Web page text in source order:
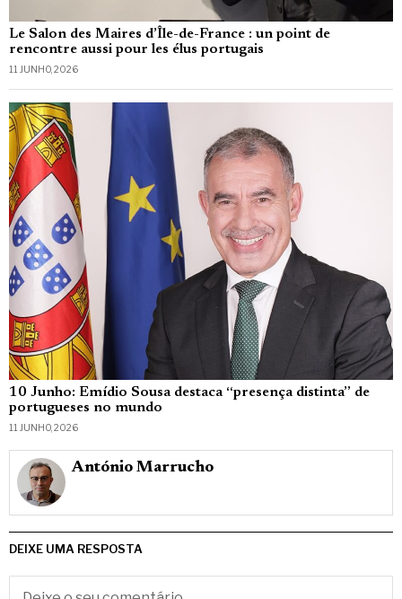
Le Salon des Maires d’Île-de-France : un point de
rencontre aussi pour les élus portugais
11 JUNHO, 2026
10 Junho: Emídio Sousa destaca “presença distinta” de
portugueses no mundo
11 JUNHO, 2026
António Marrucho
DEIXE UMA RESPOSTA